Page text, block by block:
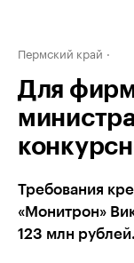
Пермский край
Для
Требования
«Монитрон»
123 млн рублей.